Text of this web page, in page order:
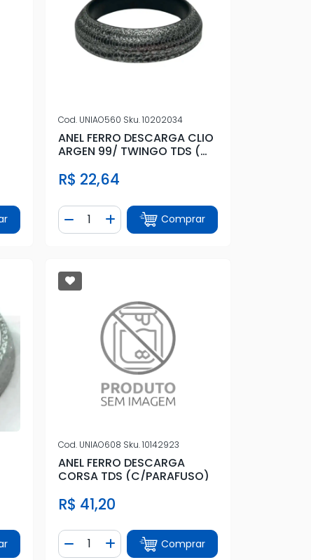
Cod.UNIAO560 Sku.10202034
ANEL FERRO DESCARGA CLIO
ARGEN 99/ TWINGO TDS (
R$ 22,64
Diminuir Quantidade
Quantidade
Adicionar Quantidade
Comprar
Cod.UNIAO608 Sku.10142923
ANEL FERRO DESCARGA
CORSA TDS (C/PARAFUSO)
R$ 41,20
Diminuir Quantidade
Quantidade
Adicionar Quantidade
Comprar